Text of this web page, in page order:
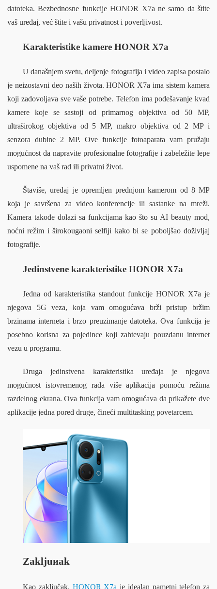
datoteka. Bezbednosne funkcije HONOR X7a ne samo da štite
vaš uređaj, već štite i vašu privatnost i poverljivost.
Karakteristike kamere HONOR X7a
U današnjem svetu, deljenje fotografija i video zapisa postalo
je neizostavni deo naših života. HONOR X7a ima sistem kamera
koji zadovoljava sve vaše potrebe. Telefon ima podešavanje kvad
kamere koje se sastoji od primarnog objektiva od 50 MP,
ultraširokog objektiva od 5 MP, makro objektiva od 2 MP i
senzora dubine 2 MP. Ove funkcije fotoaparata vam pružaju
mogućnost da napravite profesionalne fotografije i zabeležite lepe
uspomene na vaš rad ili privatni život.
Štaviše, uređaj je opremljen prednjom kamerom od 8 MP
koja je savršena za video konferencije ili sastanke na mreži.
Kamera takođe dolazi sa funkcijama kao što su AI beauty mod,
noćni režim i širokougaoni selfiji kako bi se poboljšao doživljaj
fotografije.
Jedinstvene karakteristike HONOR X7a
Jedna od karakteristika standout funkcije HONOR X7a je
njegova 5G veza, koja vam omogućava brži pristup bržim
brzinama interneta i brzo preuzimanje datoteka. Ova funkcija je
posebno korisna za pojedince koji zahtevaju pouzdanu internet
vezu u programu.
Druga jedinstvena karakteristika uređaja je njegova
mogućnost istovremenog rada više aplikacija pomoću režima
razdelnog ekrana. Ova funkcija vam omogućava da prikažete dve
aplikacije jedna pored druge, čineći multitasking povetarcem.
Zakljuиak
Kao zaključak, HONOR X7a je idealan pametni telefon za